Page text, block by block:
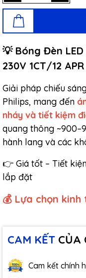
​​​​​💡 Bóng Đèn LED
230V 1CT/12 APR
Giải pháp chiếu
Philips, mang đến
nháy và tiết kiệm
quang thông
hành lang và các
👉 Giá tốt – Tiết
lắp đặt
💰 Lựa chọn kinh
CAM KẾT CỦA
Cam kết chính